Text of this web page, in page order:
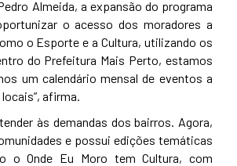
Almeida, a expansão do programa
o acesso dos moradores a
o Esporte e a Cultura, utilizando os
do Prefeitura Mais Perto, estamos
um calendário mensal de eventos a
afirma.
às demandas dos bairros. Agora,
e possui edições temáticas
o Onde Eu Moro tem Cultura, com